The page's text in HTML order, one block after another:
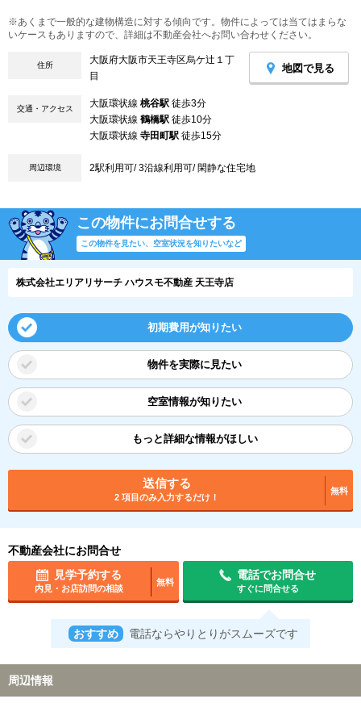
※あくまで一般的な建物構造に対する傾向です。物件によっては当てはまらな
いケースもありますので、詳細は不動産会社へお問い合わせください。
住所
大阪府大阪市天王寺区烏ケ辻１丁
目
地図で見る
交通・アクセス 大阪環状線 桃谷駅 徒歩3分
大阪環状線 鶴橋駅 徒歩10分
大阪環状線 寺田町駅 徒歩15分
周辺環境 2駅利用可/ 3沿線利用可/ 閑静な住宅地
この物件にお問合せする
この物件を見たい、空室状況を知りたいなど
株式会社エリアリサーチ ハウスモ不動産 天王寺店
初期費用が知りたい
物件を実際に見たい
空室情報が知りたい
もっと詳細な情報がほしい
送信する
2 項目のみ入力するだけ！
無料
不動産会社にお問合せ
見学予約する
内見・お店訪問の相談
無料
電話でお問合せ
すぐに問合せる
おすすめ 電話ならやりとりがスムーズです
周辺情報